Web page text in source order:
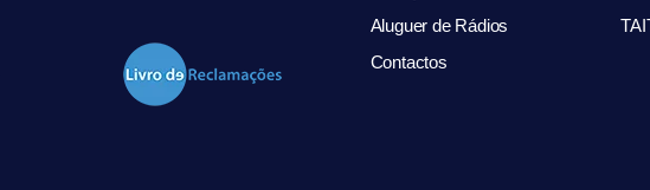
Aluguer de Rádios
Contactos